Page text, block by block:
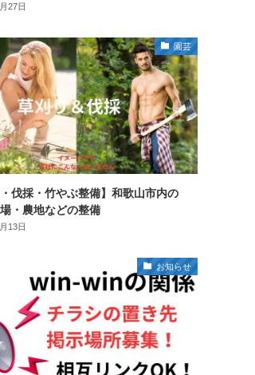
27日
園芸
・伐採・竹やぶ整備】和歌山市内の
・農地などの整備
13日
お知らせ